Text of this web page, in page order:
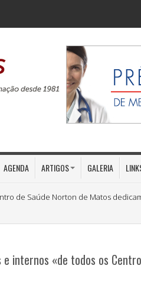
AGENDA ARTIGOS GALERIA
de Saúde Norton de Matos dedicam
internos «de todos os